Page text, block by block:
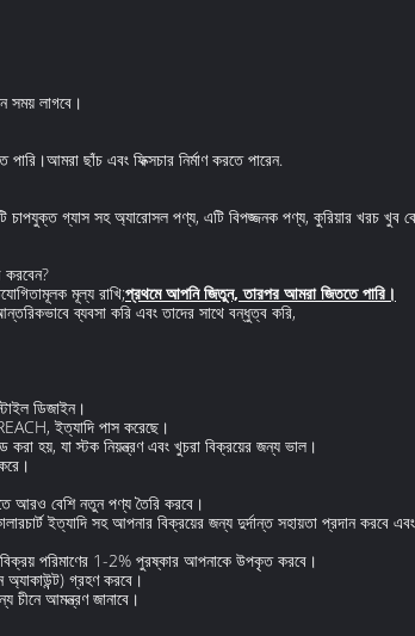
সময় লাগবে।
ছাঁচ এবং ফিক্সচার নির্মাণ করতে পারেন.
চাপযুক্ত গ্যাস সহ অ্যারোসল পণ্য, এটি বিপজ্জনক পণ্য, কুরিয়ার খরচ খুব
করবেন?
মূল্য রাখি;প্রথমে আপনি জিতুন, তারপর আমরা জিততে পারি।
ব্যবসা করি এবং তাদের সাথে বন্ধুত্ব করি,
ডিজাইন।
ইত্যাদি পাস করেছে।
হয়, যা স্টক নিয়ন্ত্রণ এবং খুচরা বিক্রয়ের জন্য ভাল।
আরও বেশি নতুন পণ্য তৈরি করবে।
ইত্যাদি সহ আপনার বিক্রয়ের জন্য দুর্দান্ত সহায়তা প্রদান করবে
বিক্রয় পরিমাণের 1-2% পুরষ্কার আপনাকে উপকৃত করবে।
গ্রহণ করবে।
চীনে আমন্ত্রণ জানাবে।